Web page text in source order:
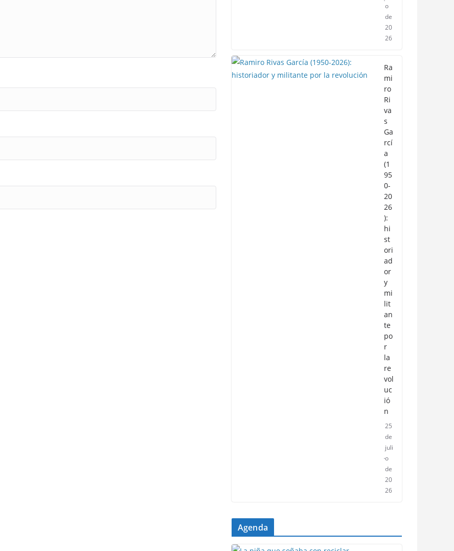
o
de
20
26
Ra
mi
ro
Ri
va
s
Ga
rcí
a
(1
95
0-
20
26
):
hi
st
ori
ad
or
y
mi
lit
an
te
po
r
la
re
vol
uc
ió
n
25
de
juli
o
de
20
26
Agenda